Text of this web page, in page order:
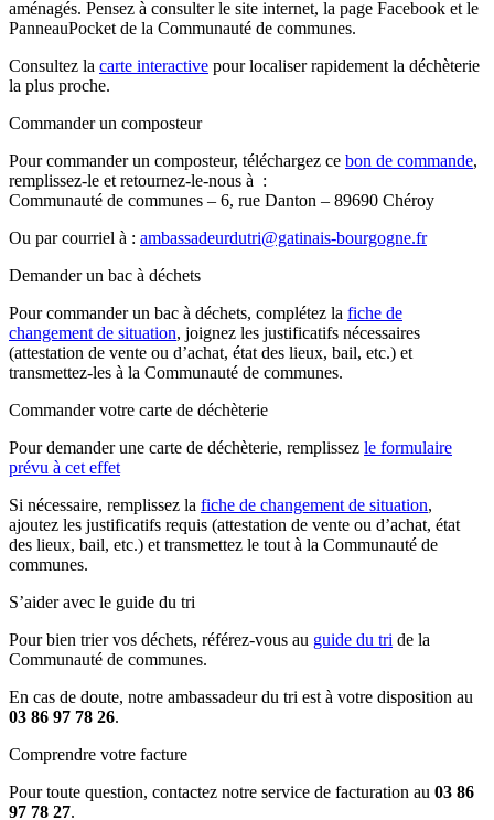
aménagés. Pensez à consulter le site internet, la page Facebook et le
PanneauPocket de la Communauté de communes.
Consultez la carte interactive pour localiser rapidement la déchèterie
la plus proche.
Commander un composteur
Pour commander un composteur, téléchargez ce bon de commande,
remplissez-le et retournez-le-nous à :
Communauté de communes – 6, rue Danton – 89690 Chéroy
Ou par courriel à : ambassadeurdutri@gatinais-bourgogne.fr
Demander un bac à déchets
Pour commander un bac à déchets, complétez la fiche de
changement de situation, joignez les justificatifs nécessaires
(attestation de vente ou d’achat, état des lieux, bail, etc.) et
transmettez-les à la Communauté de communes.
Commander votre carte de déchèterie
Pour demander une carte de déchèterie, remplissez le formulaire
prévu à cet effet
Si nécessaire, remplissez la fiche de changement de situation,
ajoutez les justificatifs requis (attestation de vente ou d’achat, état
des lieux, bail, etc.) et transmettez le tout à la Communauté de
communes.
S’aider avec le guide du tri
Pour bien trier vos déchets, référez-vous au guide du tri de la
Communauté de communes.
En cas de doute, notre ambassadeur du tri est à votre disposition au
03 86 97 78 26.
Comprendre votre facture
Pour toute question, contactez notre service de facturation au 03 86
97 78 27.